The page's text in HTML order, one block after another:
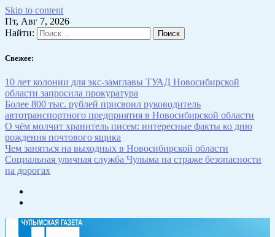
Skip to content
Пт, Авг 7, 2026
Найти:
Свежее:
10 лет колонии для экс-замглавы ТУАД Новосибирской
области запросила прокуратура
Более 800 тыс. рублей присвоил руководитель
автотранспортного предприятия в Новосибирской области
О чём молчит хранитель писем: интересные факты ко дню
рождения почтового ящика
Чем заняться на выходных в Новосибирской области
Социальная уличная служба Чулыма на страже безопасности
на дорогах